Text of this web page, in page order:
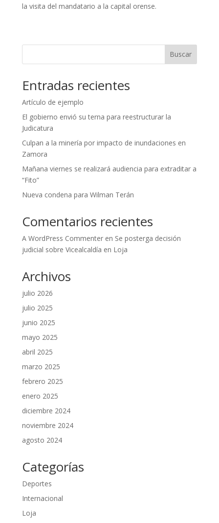
la visita del mandatario a la capital orense.
Buscar
Entradas recientes
Artículo de ejemplo
El gobierno envió su terna para reestructurar la
Judicatura
Culpan a la minería por impacto de inundaciones en
Zamora
Mañana viernes se realizará audiencia para extraditar a
“Fito”
Nueva condena para Wilman Terán
Comentarios recientes
A WordPress Commenteren Se posterga decisión
judicial sobre Vicealcaldía en Loja
Archivos
julio 2026
julio 2025
junio 2025
mayo 2025
abril 2025
marzo 2025
febrero 2025
enero 2025
diciembre 2024
noviembre 2024
agosto 2024
Categorías
Deportes
Internacional
Loja